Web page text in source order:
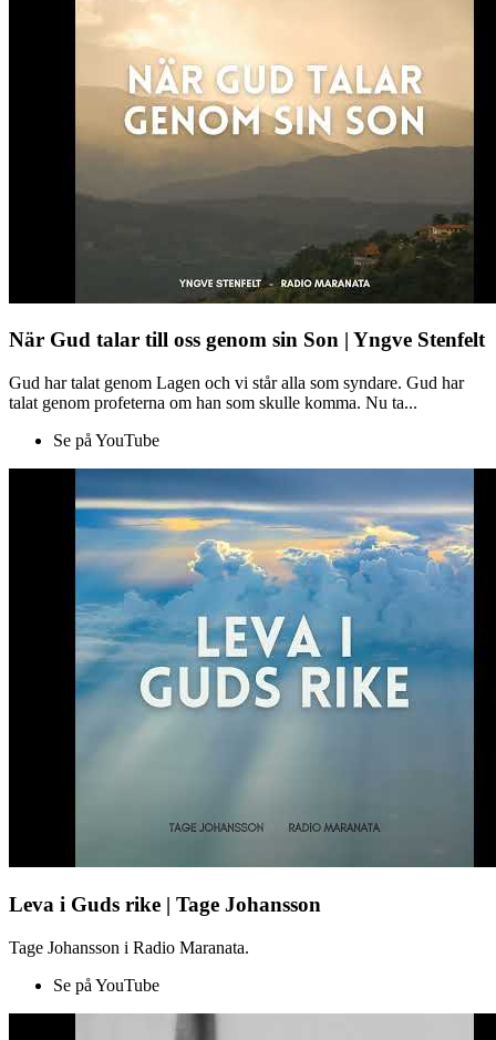
När Gud talar till oss genom sin Son | Yngve Stenfelt
Gud har talat genom Lagen och vi står alla som syndare. Gud har
talat genom profeterna om han som skulle komma. Nu ta...
Se på YouTube
Leva i Guds rike | Tage Johansson
Tage Johansson i Radio Maranata.
Se på YouTube